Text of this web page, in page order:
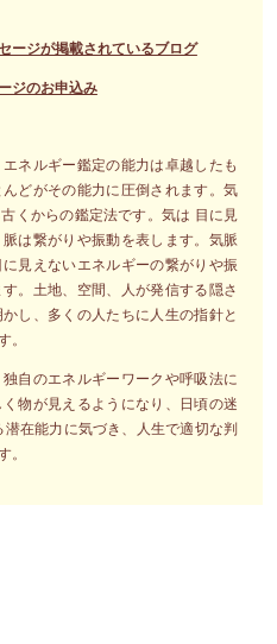
ージが掲載されているブログ
ジのお申込み
ネルギー鑑定の能力は卓越したも
どがその能力に圧倒されます。気
くからの鑑定法です。気は 目に見
は繋がりや振動を表します。気脈
見えないエネルギーの繋がりや振
。土地、空間、人が発信する隠さ
し、多くの人たちに人生の指針と
。
自のエネルギーワークや呼吸法に
物が見えるようになり、日頃の迷
在能力に気づき、人生で適切な判
。